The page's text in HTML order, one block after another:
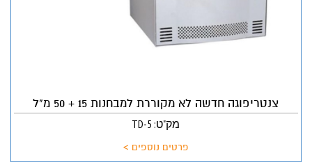
צנטריפוגה חדשה לא מקוררת למבחנות 15 + 50 מ"ל
מק"ט: TD-5
פרטים נוספים >